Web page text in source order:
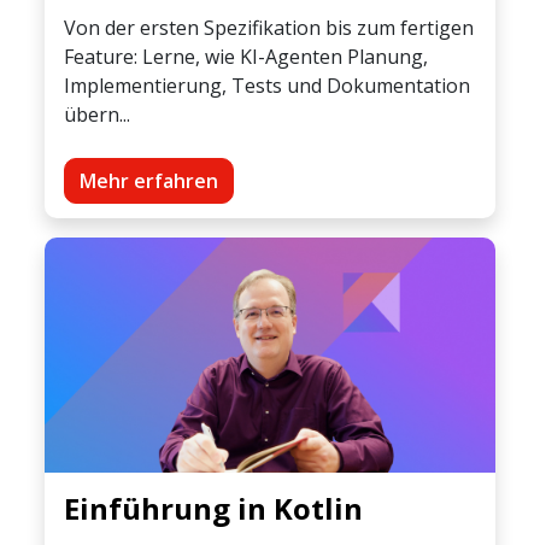
Von der ersten Spezifikation bis zum fertigen
Feature: Lerne, wie KI-Agenten Planung,
Implementierung, Tests und Dokumentation
übern...
Mehr erfahren
Einführung in Kotlin